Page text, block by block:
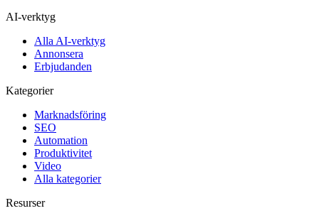
AI-verktyg
Alla AI-verktyg
Annonsera
Erbjudanden
Kategorier
Marknadsföring
SEO
Automation
Produktivitet
Video
Alla kategorier
Resurser